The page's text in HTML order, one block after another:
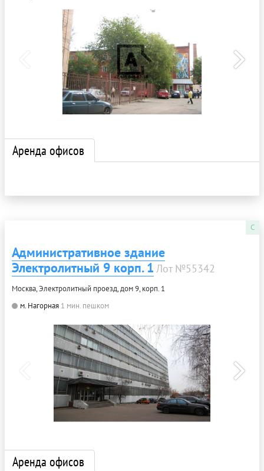
Аренда офисов
C
Административное здание
Электролитный 9 корп. 1 Лот №55342
Москва, Электролитный проезд, дом 9, корп. 1
м. Нагорная 1 мин. пешком
Аренда офисов